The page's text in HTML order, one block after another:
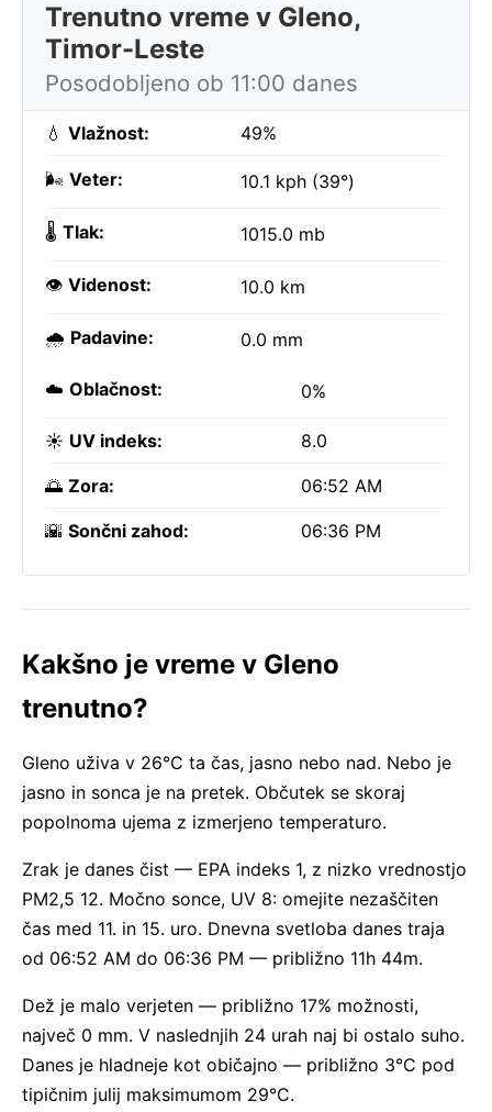
Trenutno vreme v Gleno,
Timor-Leste
Posodobljeno ob 11:00 danes
💧 Vlažnost: 49%
🌬️ Veter: 10.1 kph (39°)
🌡️ Tlak: 1015.0 mb
👁️ Videnost: 10.0 km
🌧️ Padavine: 0.0 mm
☁️ Oblačnost: 0%
☀️ UV indeks: 8.0
🌅 Zora: 06:52 AM
🌇 Sončni zahod: 06:36 PM
Kakšno je vreme v Gleno
trenutno?
Gleno uživa v 26°C ta čas, jasno nebo nad. Nebo je
jasno in sonca je na pretek. Občutek se skoraj
popolnoma ujema z izmerjeno temperaturo.
Zrak je danes čist — EPA indeks 1, z nizko vrednostjo
PM2,5 12. Močno sonce, UV 8: omejite nezaščiten
čas med 11. in 15. uro. Dnevna svetloba danes traja
od 06:52 AM do 06:36 PM — približno 11h 44m.
Dež je malo verjeten — približno 17% možnosti,
največ 0 mm. V naslednjih 24 urah naj bi ostalo suho.
Danes je hladneje kot običajno — približno 3°C pod
tipičnim julij maksimumom 29°C.